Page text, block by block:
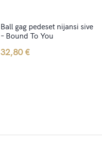
Ball gag pedeset nijansi sive
– Bound To You
32,80€